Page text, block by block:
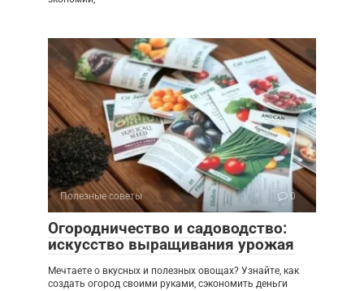
Полезные советы 0
Огородничество и садоводство:
искусство выращивания урожая
Мечтаете о вкусных и полезных овощах? Узнайте, как
создать огород своими руками, сэкономить деньги